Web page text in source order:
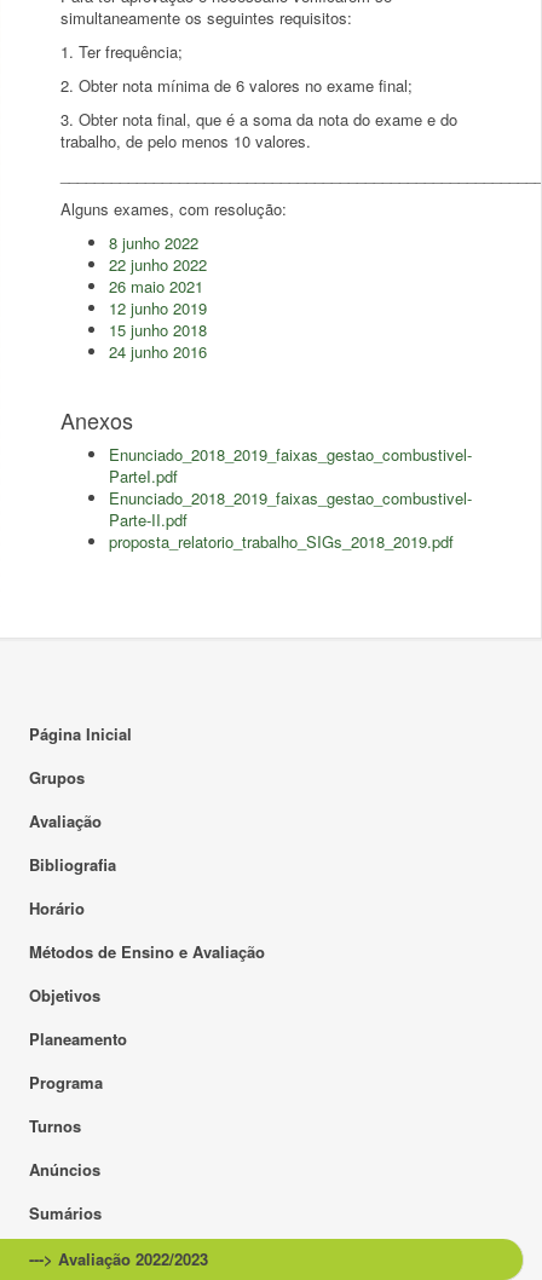
simultaneamente os seguintes requisitos:
1. Ter frequência;
2. Obter nota mínima de 6 valores no exame final;
3. Obter nota final, que é a soma da nota do exame e do
trabalho, de pelo menos 10 valores.
Alguns exames, com resolução:
8 junho 2022
22 junho 2022
26 maio 2021
12 junho 2019
15 junho 2018
24 junho 2016
Anexos
Enunciado_2018_2019_faixas_gestao_combustivel-
ParteI.pdf
Enunciado_2018_2019_faixas_gestao_combustivel-
Parte-II.pdf
proposta_relatorio_trabalho_SIGs_2018_2019.pdf
Página Inicial
Grupos
Avaliação
Bibliografia
Horário
Métodos de Ensino e Avaliação
Objetivos
Planeamento
Programa
Turnos
Anúncios
Sumários
---> Avaliação 2022/2023